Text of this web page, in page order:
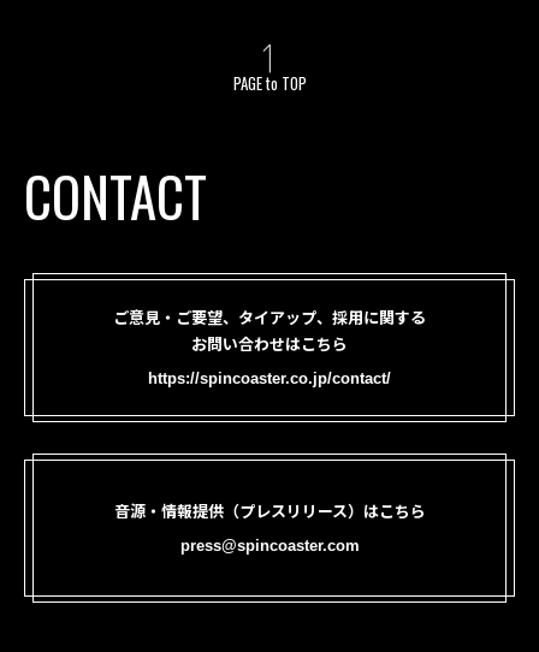
PAGE to TOP
CONTACT
ご意見・ご要望、タイアップ、採用に関する
お問い合わせはこちら
https://spincoaster.co.jp/contact/
音源・情報提供（プレスリリース）はこちら
press@spincoaster.com